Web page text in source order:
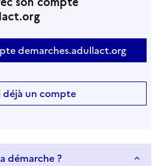
demarches.adullact.org
déjà un compte
démarche ?